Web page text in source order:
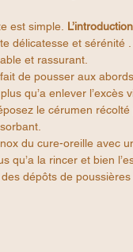
est simple.
délicatesse et sérénité
et rassurant.
de pousser aux
qu’a enlever l’excès
le cérumen
du cure-oreille avec
qu’a la rincer et bien
dépôts de